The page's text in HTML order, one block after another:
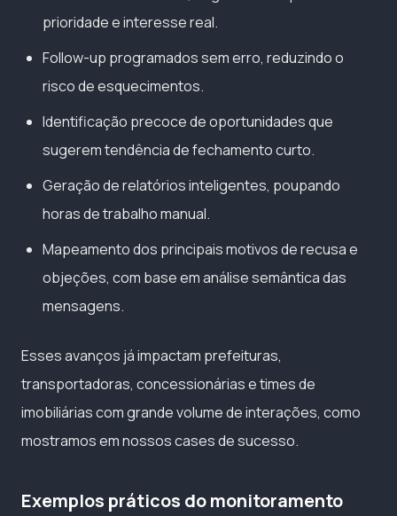
prioridade e interesse real.
Follow-up programados sem erro, reduzindo o
risco de esquecimentos.
Identificação precoce de oportunidades que
sugerem tendência de fechamento curto.
Geração de relatórios inteligentes, poupando
horas de trabalho manual.
Mapeamento dos principais motivos de recusa e
objeções, com base em análise semântica das
mensagens.
Esses avanços já impactam prefeituras,
transportadoras, concessionárias e times de
imobiliárias com grande volume de interações, como
mostramos em nossos cases de sucesso.
Exemplos práticos do monitoramento